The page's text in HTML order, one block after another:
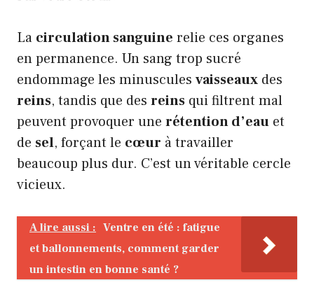
La circulation sanguine relie ces organes
en permanence. Un sang trop sucré
endommage les minuscules vaisseaux des
reins, tandis que des reins qui filtrent mal
peuvent provoquer une rétention d’eau et
de sel, forçant le cœur à travailler
beaucoup plus dur. C’est un véritable cercle
vicieux.
A lire aussi : Ventre en été : fatigue
et ballonnements, comment garder
un intestin en bonne santé ?